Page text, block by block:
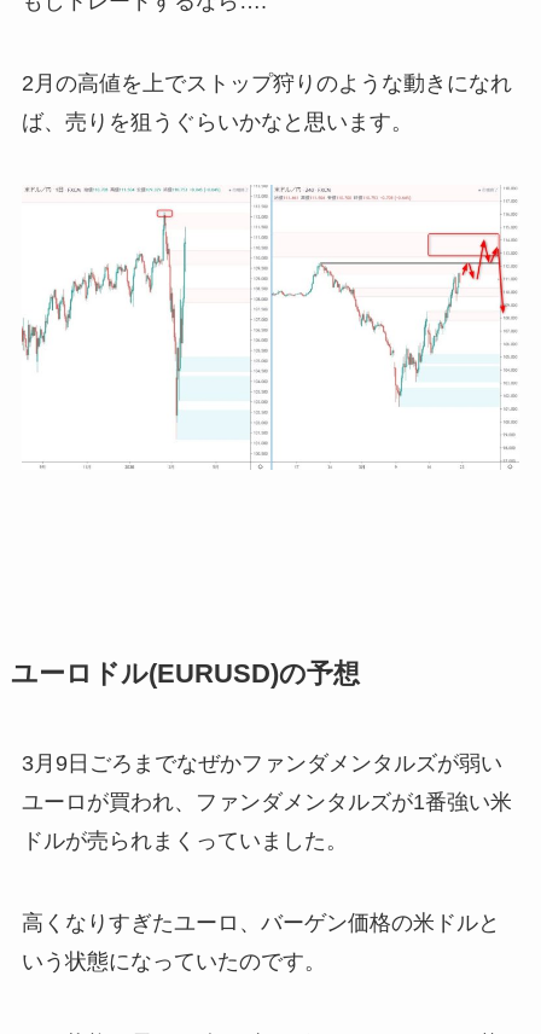
2月の高値を上でストップ狩りのような動きになれ
ば、売りを狙うぐらいかなと思います。
ユーロドル(EURUSD)の予想
3月9日ごろまでなぜかファンダメンタルズが弱い
ユーロが買われ、ファンダメンタルズが1番強い米
ドルが売られまくっていました。
高くなりすぎたユーロ、バーゲン価格の米ドルと
いう状態になっていたのです。